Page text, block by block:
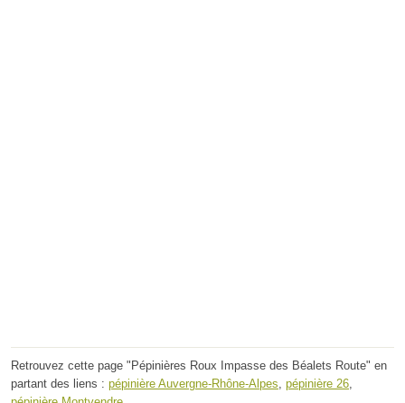
Retrouvez cette page "Pépinières Roux Impasse des Béalets Route" en
partant des liens : pépinière Auvergne-Rhône-Alpes, pépinière 26,